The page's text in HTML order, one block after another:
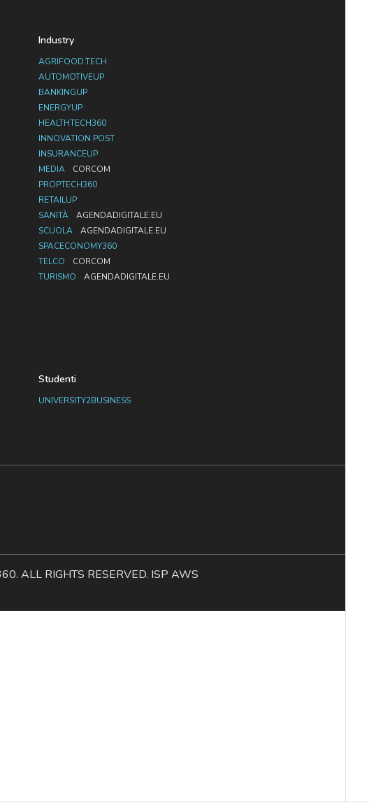
Industry
AGRIFOOD.TECH
AUTOMOTIVEUP
BANKINGUP
ENERGYUP
HEALTHTECH360
INNOVATION POST
INSURANCEUP
MEDIA
CORCOM
PROPTECH360
RETAILUP
SANITÀ
AGENDADIGITALE.EU
SCUOLA
AGENDADIGITALE.EU
SPACECONOMY360
TELCO
CORCOM
TURISMO
AGENDADIGITALE.EU
Studenti
UNIVERSITY2BUSINESS
ALL RIGHTS RESERVED. ISP AWS